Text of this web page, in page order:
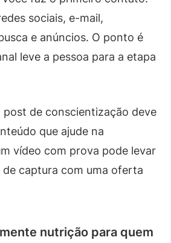
sociais, e-mail,
e anúncios. O ponto é
leve a pessoa para a etapa
post de conscientização deve
que ajude na
vídeo com prova pode levar
de captura com uma oferta
nutrição para quem